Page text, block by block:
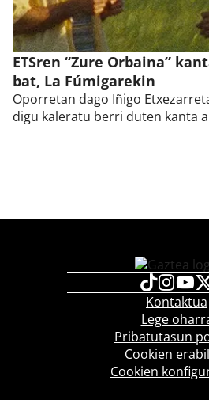
ETSren “Zure Orbaina”
bat, La Fúmigarekin
Oporretan dago Iñigo
digu kaleratu berri duten kanta
Kontaktua
Lege
Pribatutasun
Cookien
Cookien